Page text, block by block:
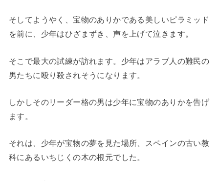
そしてようやく、宝物のありかである美しいピラミッド
を前に、少年はひざまずき、声を上げて泣きます。
そこで最大の試練が訪れます。少年はアラブ人の難民の
男たちに殴り殺されそうになります。
しかしそのリーダー格の男は少年に宝物のありかを告げ
ます。
それは、少年が宝物の夢を見た場所、スペインの古い教
科にあるいちじくの木の根元でした。